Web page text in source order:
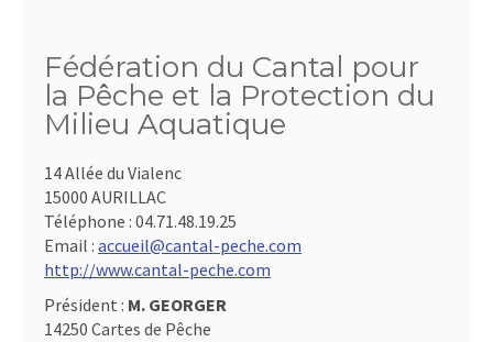
Fédération du Cantal pour
la Pêche et la Protection du
Milieu Aquatique
14 Allée du Vialenc
15000 AURILLAC
Téléphone : 04.71.48.19.25
Email : accueil@cantal-peche.com
http://www.cantal-peche.com
Président : M. GEORGER
14250 Cartes de Pêche